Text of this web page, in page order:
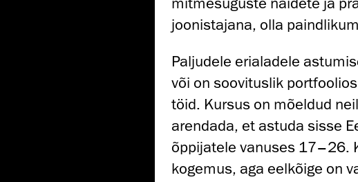
joonistajana, olla
Paljudele erialadele
või on soovituslik
töid. Kursus on mõeldud
arendada, et astuda sisse
õppijatele vanuses 17–26.
kogemus, aga eelkõige on